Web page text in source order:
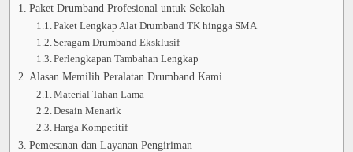
Paket Drumband Profesional untuk Sekolah
Paket Lengkap Alat Drumband TK hingga SMA
Seragam Drumband Eksklusif
Perlengkapan Tambahan Lengkap
Alasan Memilih Peralatan Drumband Kami
Material Tahan Lama
Desain Menarik
Harga Kompetitif
Pemesanan dan Layanan Pengiriman